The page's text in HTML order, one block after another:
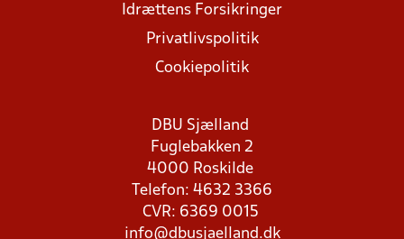
Idrættens Forsikringer
Privatlivspolitik
Cookiepolitik
DBU Sjælland
Fuglebakken 2
4000 Roskilde
Telefon: 4632 3366
CVR: 6369 0015
info@dbusjaelland.dk